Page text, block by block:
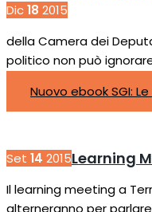
Dic18 2015
della Camera dei
politico non può
Nuovo ebook SGI:
Set 14 2015Learning
Il learning meeting a
alterneranno per